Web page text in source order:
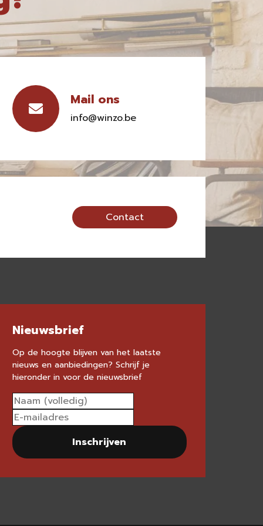
Mail ons
info@winzo.be
Contact
Nieuwsbrief
Op de hoogte blijven van het laatste
nieuws en aanbiedingen? Schrijf je
hieronder in voor de nieuwsbrief
Inschrijven